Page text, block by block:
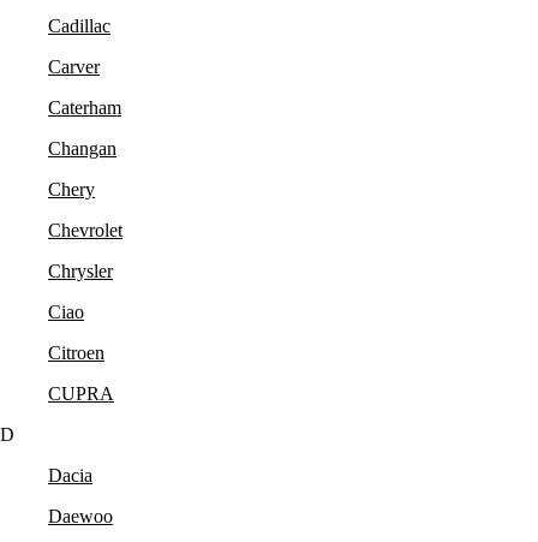
Cadillac
Carver
Caterham
Changan
Chery
Chevrolet
Chrysler
Ciao
Citroen
CUPRA
D
Dacia
Daewoo